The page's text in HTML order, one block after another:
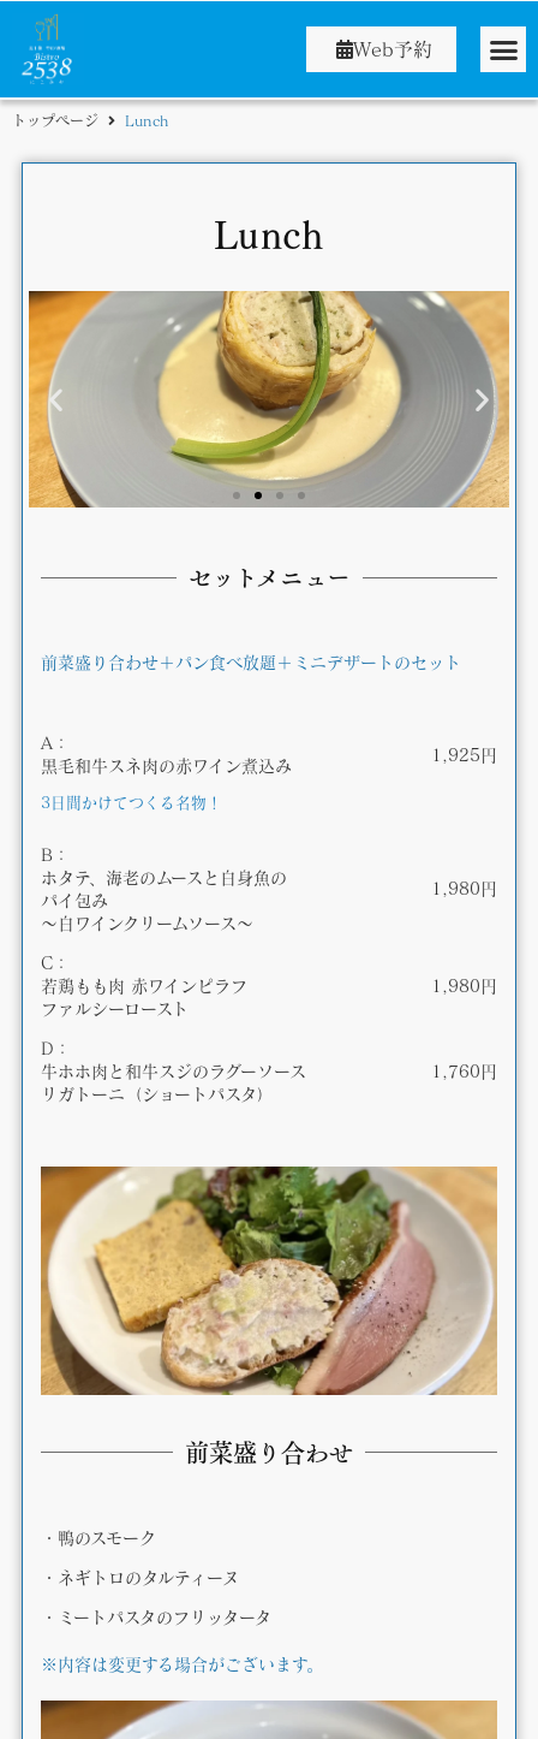
Web予約
トップページ Lunch
Lunch
セットメニュー
前菜盛り合わせ＋パン食べ放題＋ミニデザートのセット
A：
黒毛和牛スネ肉の赤ワイン煮込み
1,925円
3日間かけてつくる名物！
B：
ホタテ、海老のムースと白身魚の
パイ包み
〜白ワインクリームソース〜
1,980円
C：
若鶏もも肉 赤ワインピラフ
ファルシーロースト
1,980円
D：
牛ホホ肉と和牛スジのラグーソース
リガトーニ（ショートパスタ）
1,760円
前菜盛り合わせ
・鴨のスモーク
・ネギトロのタルティーヌ
・ミートパスタのフリッタータ
※内容は変更する場合がございます。